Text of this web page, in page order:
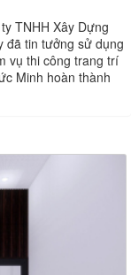
TNHH Xây Dựng
đã tin tưởng sử dụng
vụ thi công trang trí
Minh hoàn thành